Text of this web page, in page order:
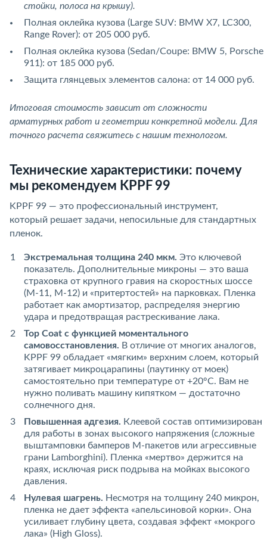
стойки, полоса на крышу).
Полная оклейка кузова (Large SUV: BMW X7, LC300,
Range Rover): от 205 000 руб.
Полная оклейка кузова (Sedan/Coupe: BMW 5, Porsche
911): от 185 000 руб.
Защита глянцевых элементов салона: от 14 000 руб.
Итоговая стоимость зависит от сложности
арматурных работ и геометрии конкретной модели. Для
точного расчета свяжитесь с нашим технологом.
Технические характеристики: почему
мы рекомендуем KPPF 99
KPPF 99 — это профессиональный инструмент,
который решает задачи, непосильные для стандартных
пленок.
Экстремальная толщина 240 мкм. Это ключевой
показатель. Дополнительные микроны — это ваша
страховка от крупного гравия на скоростных шоссе
(М-11, М-12) и «притертостей» на парковках. Пленка
работает как амортизатор, распределяя энергию
удара и предотвращая растрескивание лака.
Top Coat с функцией моментального
самовосстановления. В отличие от многих аналогов,
KPPF 99 обладает «мягким» верхним слоем, который
затягивает микроцарапины (паутинку от моек)
самостоятельно при температуре от +20°C. Вам не
нужно поливать машину кипятком — достаточно
солнечного дня.
Повышенная адгезия. Клеевой состав оптимизирован
для работы в зонах высокого напряжения (сложные
выштамповки бамперов M-пакетов или агрессивные
грани Lamborghini). Пленка «мертво» держится на
краях, исключая риск подрыва на мойках высокого
давления.
Нулевая шагрень. Несмотря на толщину 240 микрон,
пленка не дает эффекта «апельсиновой корки». Она
усиливает глубину цвета, создавая эффект «мокрого
лака» (High Gloss).